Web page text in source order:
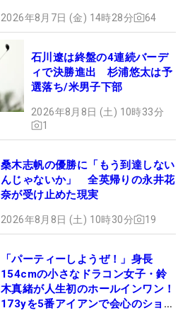
2026年8月7日 (金) 14時28分 64
石川遼は終盤の4連続バーデ
ィで決勝進出 杉浦悠太は予
選落ち/米男子下部
2026年8月8日 (土) 10時33分
1
桑木志帆の優勝に「もう到達しない
んじゃないか」 全英帰りの永井花
奈が受け止めた現実
2026年8月8日 (土) 10時30分 19
「パーティーしようぜ！」身長
154cmの小さなドラコン女子・鈴
木真緒が人生初のホールインワン！
173yを5番アイアンで会心のショッ